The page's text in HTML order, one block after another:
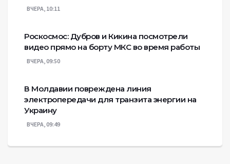
ВЧЕРА, 10:11
Роскосмос: Дубров и Кикина посмотрели
видео прямо на борту МКС во время работы
ВЧЕРА, 09:50
В Молдавии повреждена линия
электропередачи для транзита энергии на
Украину
ВЧЕРА, 09:49